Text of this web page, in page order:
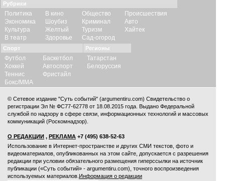
Рубрики
Политика
Экономика
Культура
В театр
В кино
Шоубиз
Желтый
Здоровье
Общество
Криминал
Туризм
Сад-огород
Происшествия
Авто
Хайтек
Спорт
Футбол
Хоккей
Теннис
Бокс/ММА
Баскетбол
Автоспорт
Фристайл
Регионы
Татарстан
Белоруссия
© Сетевое издание "Суть событий" (argumentiru.com) Свидетельство о
регистрации Эл № ФС77-62778 от 18.08.2015 года. Выдано Федеральной
службой по надзору в сфере связи, информационных технологий и массовых
коммуникаций (Роскомнадзор).
О РЕДАКЦИИ , РЕКЛАМА +7 (495) 638-52-63
Использование в Интернет-пространстве и других СМИ текстов, фото и
видеоматериалов, опубликованных на этом сайте, допускается с разрешения
редакции при условии обязательного размещения гиперссылки на источник
публикации («Суть событий» - argumentiru.com), точного воспроизведения
используемых материалов. Информация о редакции